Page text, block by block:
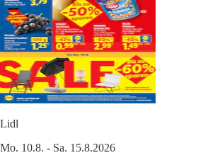
Lidl
Mo. 10.8. - Sa. 15.8.2026